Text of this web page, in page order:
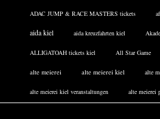
ADAC JUMP & RACE MASTERS tickets
aida kiel aida kreuzfahrten kiel
ALLIGATOAH tickets kiel All Star Game
alte meierei alte meierei kiel alte
alte meierei kiel veranstaltungen alte meierei